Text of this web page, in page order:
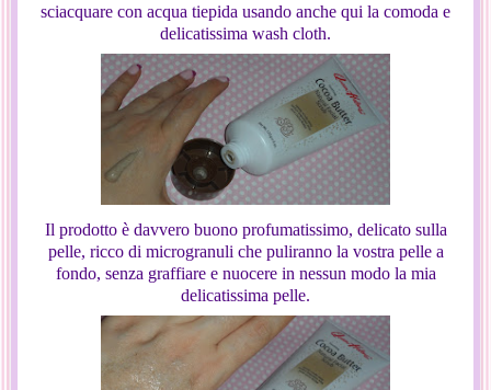
sciacquare con acqua tiepida usando anche qui la comoda e
delicatissima wash cloth.
Il prodotto è davvero buono profumatissimo, delicato sulla
pelle, ricco di microgranuli che puliranno la vostra pelle a
fondo, senza graffiare e nuocere in nessun modo la mia
delicatissima pelle.